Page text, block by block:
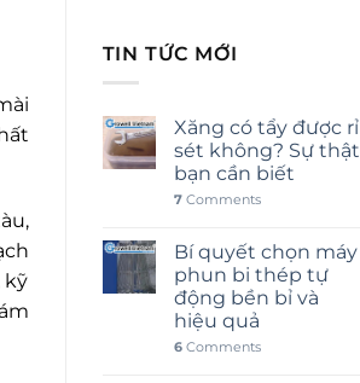
kỹ
TIN TỨC MỚI
Xăng có tẩy được rỉ
sét không? Sự thật
bạn cần biết
7Comments
Bí quyết chọn máy
phun bi thép tự
động bền bỉ và
hiệu quả
6Comments